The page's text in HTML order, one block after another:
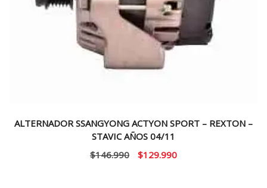
ALTERNADOR SSANGYONG ACTYON SPORT – REXTON –
STAVIC AÑOS 04/11
$146.990
El
$129.990El